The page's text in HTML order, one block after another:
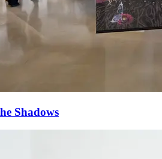
Shadows